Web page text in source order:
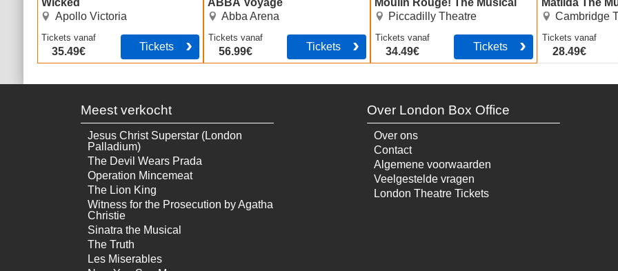
Wicked
Apollo Victoria
Ticketsvanaf
35.49€ Tickets
ABBA Voyage
Abba Arena
Tickets vanaf
56.99€ Tickets
Moulin Rouge! The Musical
Piccadilly Theatre
Tickets vanaf
34.49€ Tickets
Matilda The
Cambridge
Tickets vanaf
28.49€
Meest verkocht
Jesus Christ Superstar (London
Palladium)
The Devil Wears Prada
Operation Mincemeat
The Lion King
Witness for the Prosecution by Agatha
Christie
Sinatra the Musical
The Truth
Les Miserables
Over London Box Office
Over ons
Contact
Algemene voorwaarden
Veelgestelde vragen
London Theatre Tickets